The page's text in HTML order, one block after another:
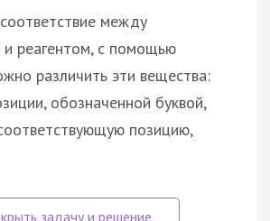
между
и реагентом, с помощью
различить эти вещества:
обозначенной буквой,
позицию,